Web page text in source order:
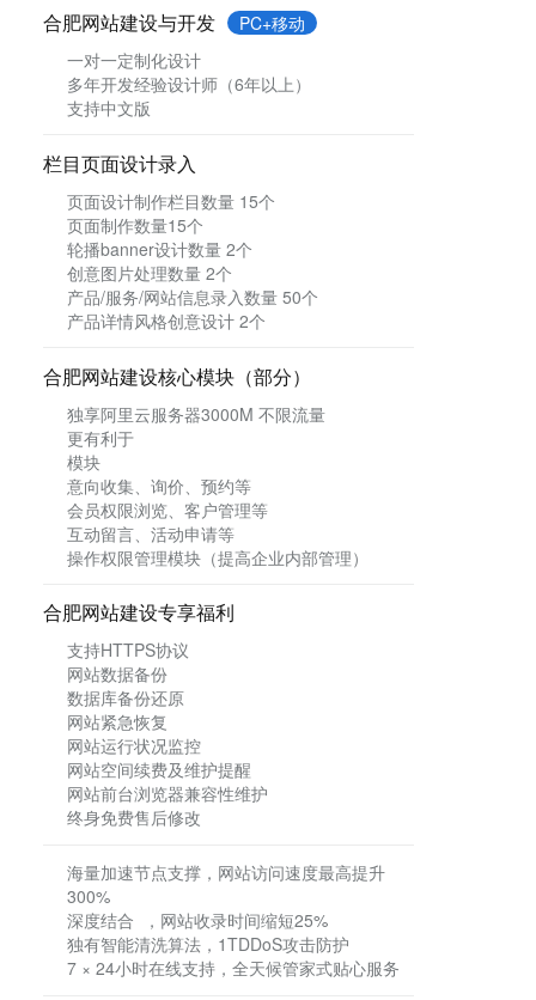
合肥网站建设与开发
PC+移动
一对一定制化设计
多年开发经验设计师（6年以上）
支持中文版
栏目页面设计录入
页面设计制作栏目数量 15个
页面制作数量15个
轮播banner设计数量 2个
创意图片处理数量 2个
产品/服务/网站信息录入数量 50个
产品详情风格创意设计 2个
合肥网站建设核心模块（部分）
独享阿里云服务器3000M 不限流量
更有利于
模块
意向收集、询价、预约等
会员权限浏览、客户管理等
互动留言、活动申请等
操作权限管理模块（提高企业内部管理）
合肥网站建设专享福利
支持HTTPS协议
网站数据备份
数据库备份还原
网站紧急恢复
网站运行状况监控
网站空间续费及维护提醒
网站前台浏览器兼容性维护
终身免费售后修改
海量加速节点支撑，网站访问速度最高提升
300%
深度结合 ，网站收录时间缩短25%
独有智能清洗算法，1TDDoS攻击防护
7 × 24小时在线支持，全天候管家式贴心服务